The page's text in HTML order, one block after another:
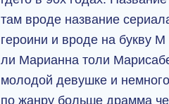
там вроде название
героини и вроде на букву М
ли Марианна толи
молодой девушке и
по жанру больше драмма